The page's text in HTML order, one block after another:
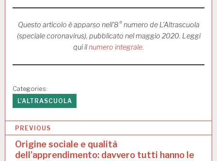
Questo articolo è apparso nell’8° numero de L’Altrascuola
(speciale coronavirus), pubblicato nel maggio 2020. Leggi
qui ilnumero integrale.
Categories:
L'ALTRASCUOLA
NPREVIOUS
Origine sociale e qualità
dell’apprendimento: davvero tutti hanno le